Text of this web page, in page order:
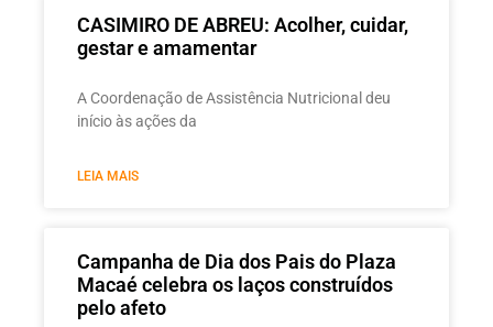
CASIMIRO DE ABREU: Acolher, cuidar,
gestar e amamentar
A Coordenação de Assistência Nutricional deu
início às ações da
LEIA MAIS
Campanha de Dia dos Pais do Plaza
Macaé celebra os laços construídos
pelo afeto